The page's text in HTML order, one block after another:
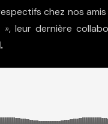
chez nos
», leur dernière